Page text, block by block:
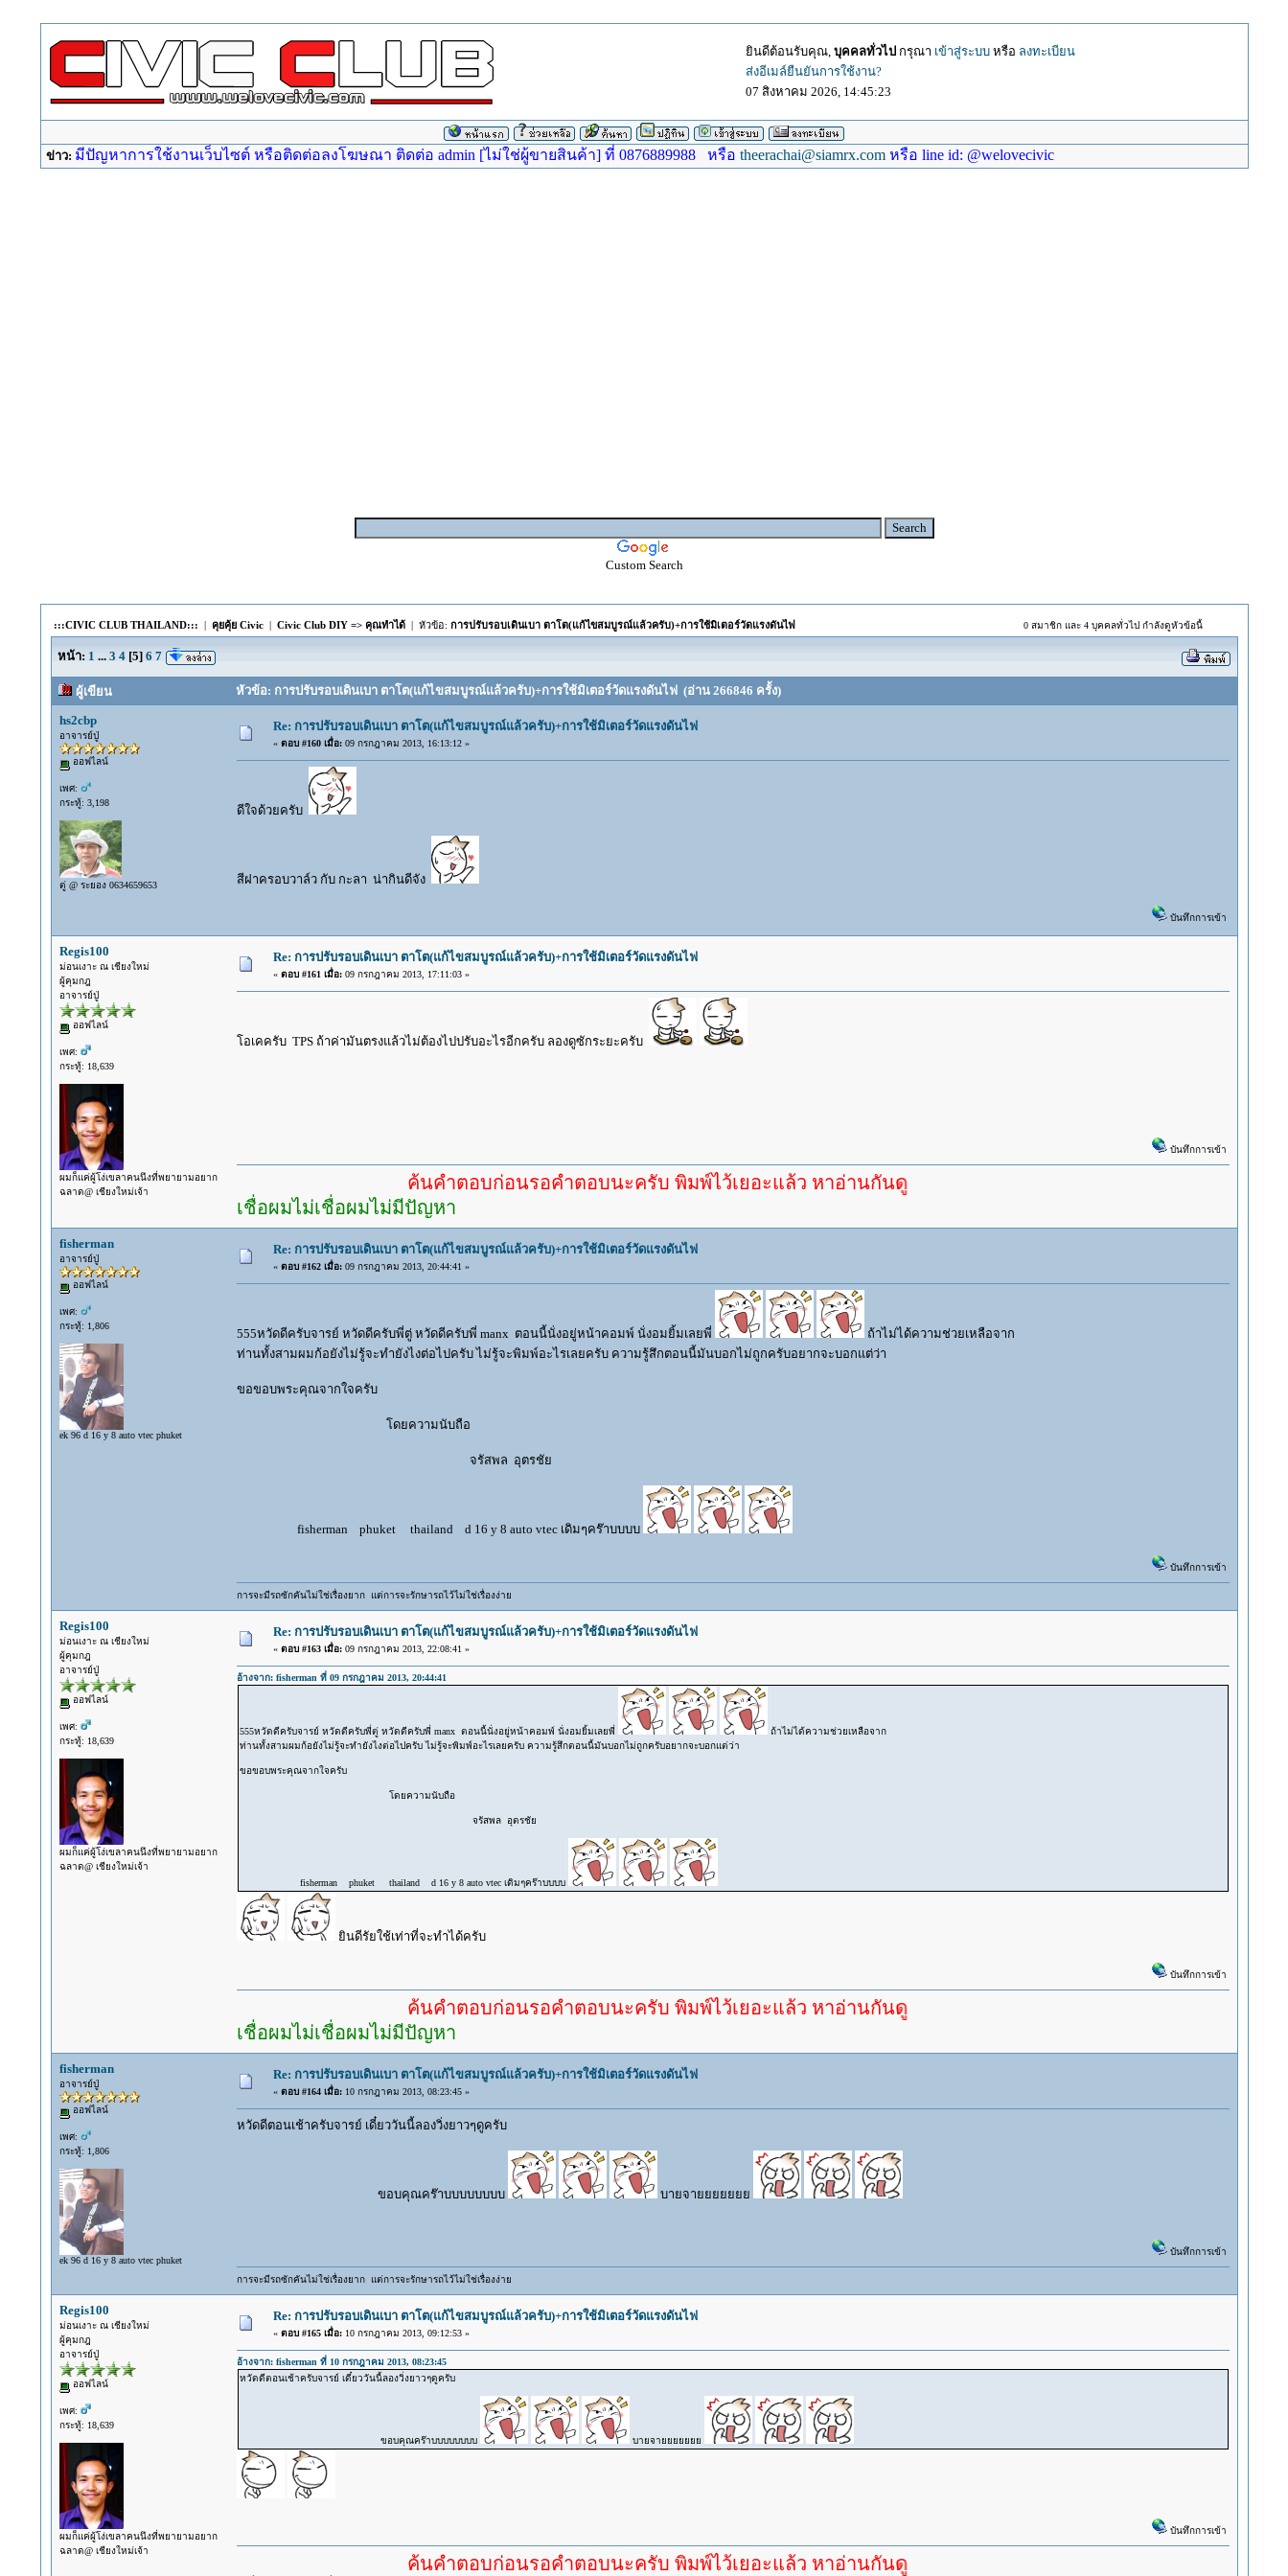
ยินดีต้อนรับคุณ, บุคคลทั่วไป กรุณา เข้าสู่ระบบหรือ ลงทะเบียน
ส่งอีเมล์ยืนยันการใช้งาน?
07 สิงหาคม 2026, 14:45:23
ข่าว: มีปัญหาการใช้งานเว็บไซต์ หรือติดต่อลงโฆษณา ติดต่อ admin [ไม่ใช่ผู้ขายสินค้า] ที่ 0876889988 หรือtheerachai@siamrx.com หรือ line id: @welovecivic
Custom Search
:::CIVIC CLUB THAILAND::: | คุยคุ้ย Civic| Civic Club DIY => คุณทำได้| หัวข้อ: การปรับรอบเดินเบา ตาโต(แก้ไขสมบูรณ์แล้วครับ)+การใช้มิเตอร์วัดแรงดันไฟ 0 สมาชิก และ 4 บุคคลทั่วไป กำลังดูหัวข้อนี้
หน้า: 1 ... 3 4[5] 6 7
ผู้เขียน หัวข้อ: การปรับรอบเดินเบา ตาโต(แก้ไขสมบูรณ์แล้วครับ)+การใช้มิเตอร์วัดแรงดันไฟ (อ่าน 266846 ครั้ง)
hs2cbp
อาจารย์ปู่
ออฟไลน์
เพศ:
กระทู้: 3,198
ตู่ @ ระยอง 0634659653
Re: การปรับรอบเดินเบา ตาโต(แก้ไขสมบูรณ์แล้วครับ)+การใช้มิเตอร์วัดแรงดันไฟ
« ตอบ #160 เมื่อ:09 กรกฎาคม 2013, 16:13:12 »
ดีใจด้วยครับ
สีฝาครอบวาล์ว กับ กะลา น่ากินดีจัง
บันทึกการเข้า
Regis100
ม่อนเงาะ ณ เชียงใหม่
ผู้คุมกฎ
อาจารย์ปู่
ออฟไลน์
เพศ:
กระทู้: 18,639
ผมก็แค่ผู้โง่เขลาคนนึงที่พยายามอยาก
ฉลาด@ เชียงใหม่เจ้า
Re: การปรับรอบเดินเบา ตาโต(แก้ไขสมบูรณ์แล้วครับ)+การใช้มิเตอร์วัดแรงดันไฟ
« ตอบ #161 เมื่อ:09 กรกฎาคม 2013, 17:11:03 »
โอเคครับ TPS ถ้าค่ามันตรงแล้วไม่ต้องไปปรับอะไรอีกครับ ลองดูซักระยะครับ
บันทึกการเข้า
ค้นคำตอบก่อนรอคำตอบนะครับ พิมพ์ไว้เยอะแล้ว หาอ่านกันดู
เชื่อผมไม่เชื่อผมไม่มีปัญหา
fisherman
อาจารย์ปู่
ออฟไลน์
เพศ:
กระทู้: 1,806
ek 96 d 16 y 8 auto vtec phuket
Re: การปรับรอบเดินเบา ตาโต(แก้ไขสมบูรณ์แล้วครับ)+การใช้มิเตอร์วัดแรงดันไฟ
« ตอบ #162 เมื่อ:09 กรกฎาคม 2013, 20:44:41 »
555หวัดดีครับจารย์ หวัดดีครับพี่ตู่ หวัดดีครับพี่ manx ตอนนี้นั่งอยู่หน้าคอมพ์ นั่งอมยิ้มเลยพี่
ถ้าไม่ได้ความช่วยเหลือจาก
ท่านทั้งสามผมก้อยังไม่รู้จะทำยังไงต่อไปครับ ไม่รู้จะพิมพ์อะไรเลยครับ ความรู้สึกตอนนี้มันบอกไม่ถูกครับอยากจะบอกแต่ว่า
ขอขอบพระคุณจากใจครับ
โดยความนับถือ
จรัสพล อุตรชัย
fisherman phuket thailand d 16 y 8 auto vtec เดิมๆคร๊าบบบบ
บันทึกการเข้า
การจะมีรถซักคันไม่ใช่เรื่องยาก แต่การจะรักษารถไว้ไม่ใช่เรื่องง่าย
Regis100
ม่อนเงาะ ณ เชียงใหม่
ผู้คุมกฎ
อาจารย์ปู่
ออฟไลน์
เพศ:
กระทู้: 18,639
ผมก็แค่ผู้โง่เขลาคนนึงที่พยายามอยาก
ฉลาด@ เชียงใหม่เจ้า
Re: การปรับรอบเดินเบา ตาโต(แก้ไขสมบูรณ์แล้วครับ)+การใช้มิเตอร์วัดแรงดันไฟ
« ตอบ #163 เมื่อ:09 กรกฎาคม 2013, 22:08:41 »
อ้างจาก: fisherman ที่ 09 กรกฎาคม 2013, 20:44:41
555หวัดดีครับจารย์ หวัดดีครับพี่ตู่ หวัดดีครับพี่ manx ตอนนี้นั่งอยู่หน้าคอมพ์ นั่งอมยิ้มเลยพี่
ถ้าไม่ได้ความช่วยเหลือจาก
ท่านทั้งสามผมก้อยังไม่รู้จะทำยังไงต่อไปครับ ไม่รู้จะพิมพ์อะไรเลยครับ ความรู้สึกตอนนี้มันบอกไม่ถูกครับอยากจะบอกแต่ว่า
ขอขอบพระคุณจากใจครับ
โดยความนับถือ
จรัสพล อุตรชัย
fisherman phuket thailand d 16 y 8 auto vtec เดิมๆคร๊าบบบบ
ยินดีรัยใช้เท่าที่จะทำได้ครับ
บันทึกการเข้า
ค้นคำตอบก่อนรอคำตอบนะครับ พิมพ์ไว้เยอะแล้ว หาอ่านกันดู
เชื่อผมไม่เชื่อผมไม่มีปัญหา
fisherman
อาจารย์ปู่
ออฟไลน์
เพศ:
กระทู้: 1,806
ek 96 d 16 y 8 auto vtec phuket
Re: การปรับรอบเดินเบา ตาโต(แก้ไขสมบูรณ์แล้วครับ)+การใช้มิเตอร์วัดแรงดันไฟ
« ตอบ #164 เมื่อ:10 กรกฎาคม 2013, 08:23:45 »
หวัดดีตอนเช้าครับจารย์ เดี๋ยววันนี้ลองวิ่งยาวๆดูครับ
ขอบคุณคร๊าบบบบบบบบ บายจายยยยยยย
บันทึกการเข้า
การจะมีรถซักคันไม่ใช่เรื่องยาก แต่การจะรักษารถไว้ไม่ใช่เรื่องง่าย
Regis100
ม่อนเงาะ ณ เชียงใหม่
ผู้คุมกฎ
อาจารย์ปู่
ออฟไลน์
เพศ:
กระทู้: 18,639
ผมก็แค่ผู้โง่เขลาคนนึงที่พยายามอยาก
ฉลาด@ เชียงใหม่เจ้า
Re: การปรับรอบเดินเบา ตาโต(แก้ไขสมบูรณ์แล้วครับ)+การใช้มิเตอร์วัดแรงดันไฟ
« ตอบ #165 เมื่อ:10 กรกฎาคม 2013, 09:12:53 »
อ้างจาก: fisherman ที่ 10 กรกฎาคม 2013, 08:23:45
หวัดดีตอนเช้าครับจารย์ เดี๋ยววันนี้ลองวิ่งยาวๆดูครับ
ขอบคุณคร๊าบบบบบบบบ บายจายยยยยยย
บันทึกการเข้า
ค้นคำตอบก่อนรอคำตอบนะครับ พิมพ์ไว้เยอะแล้ว หาอ่านกันดู